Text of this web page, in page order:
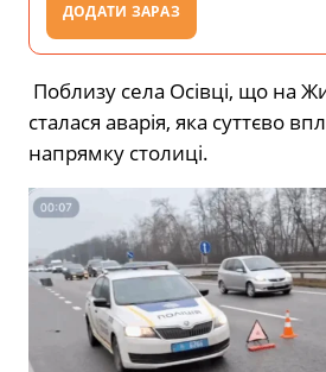
ДОДАТИ ЗАРАЗ
Поблизу села Осівці, що на
сталася аварія, яка суттєво
напрямку столиці.